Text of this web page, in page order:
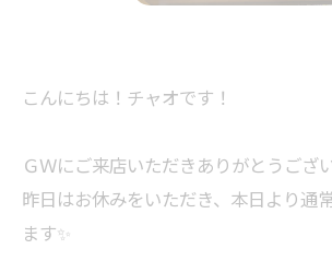
こんにちは！チャオです！
ＧＷにご来店いただきありがとうござ
昨日はお休みをいただき、本日より通
ます✨